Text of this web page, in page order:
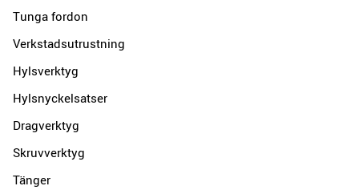
Tunga fordon
Verkstadsutrustning
Hylsverktyg
Hylsnyckelsatser
Dragverktyg
Skruvverktyg
Tänger